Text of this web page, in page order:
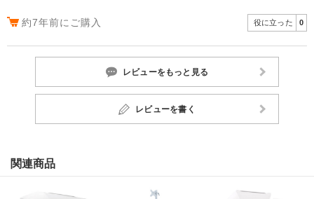
約7年前にご購入 役に立った 0
レビューをもっと見る
レビューを書く
関連商品